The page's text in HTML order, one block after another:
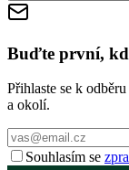
Buďte první,
Přihlaste se k
a okolí.
Souhlasím se